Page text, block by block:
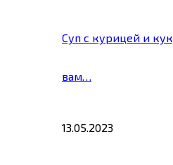
Суп с курицей и
вам…
13.05.2023